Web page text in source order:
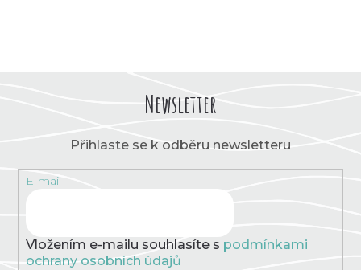
Newsletter
Přihlaste se k odběru newsletteru
E-mail
Vložením e-mailu souhlasíte s podmínkami
ochrany osobních údajů